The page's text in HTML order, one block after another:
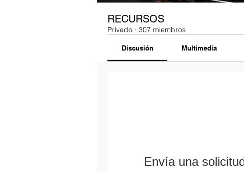
RECURSOS
Privado · 307 miembros
Discusión Multimedia
Envía una